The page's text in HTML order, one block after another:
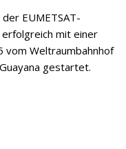
EUMETSAT-
mit einer
vom Weltraumbahnhof
gestartet.